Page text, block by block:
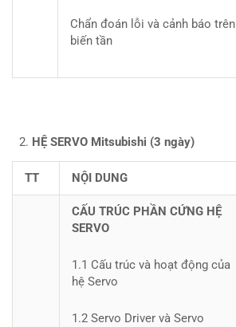
Chẩn đoán lỗi và cảnh báo trên
biến tần
HỆ SERVO Mitsubishi (3 ngày)
TT NỘI DUNG
CẤU TRÚC PHẦN CỨNG HỆ
SERVO
1.1 Cấu trúc và hoạt động của
hệ Servo
1.2 Servo Driver và Servo